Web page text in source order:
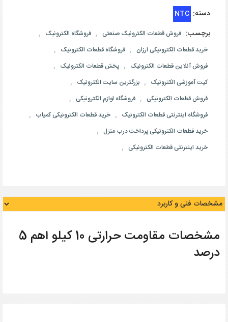
دسته: NTC
برچسب: فروش قطعات الکترونیک صنعتی , فروشگاه الکترونیک ,
خرید قطعات الکترونیکی ارزان , فروشگاه قطعات الکترونیک ,
فروش آنلاین قطعات الکترونیک , پخش قطعات الکترونیک ,
کیت آموزشی الکترونیک , بزرگترین سایت الکترونیک ,
فروش قطعات الکترونیکی , فروشگاه لوازم الکترونیکی ,
فروشگاه اینترنتی قطعات الکترونیک , خرید قطعات الکترونیکی کمیاب ,
خرید قطعات الکترونیکی پرداخت درب منزل ,
خرید اینترنتی قطعات الکترونیکی ,
مشخصات مقاومت حرارتی 10 کیلو اهم 5
درصد